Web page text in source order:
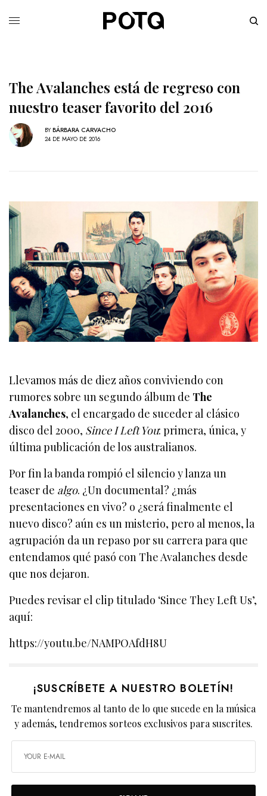
The Avalanches está de regreso con
nuestro teaser favorito del 2016
BY BÁRBARA CARVACHO
24 DE MAYO DE 2016
Llevamos más de diez años conviviendo con
rumores sobre un segundo álbum de The
Avalanches, el encargado de suceder al clásico
disco del 2000, Since I Left You: primera, única, y
última publicación de los australianos.
Por fin la banda rompió el silencio y lanza un
teaser de algo. ¿Un documental? ¿más
presentaciones en vivo? o ¿será finalmente el
nuevo disco? aún es un misterio, pero al menos, la
agrupación da un repaso por su carrera para que
entendamos qué pasó con The Avalanches desde
que nos dejaron.
Puedes revisar el clip titulado ‘Since They Left Us’,
aquí:
https://youtu.be/NAMPOAfdH8U
¡SUSCRÍBETE A NUESTRO BOLETÍN!
Te mantendremos al tanto de lo que sucede en la música
y además, tendremos sorteos exclusivos para suscrites.